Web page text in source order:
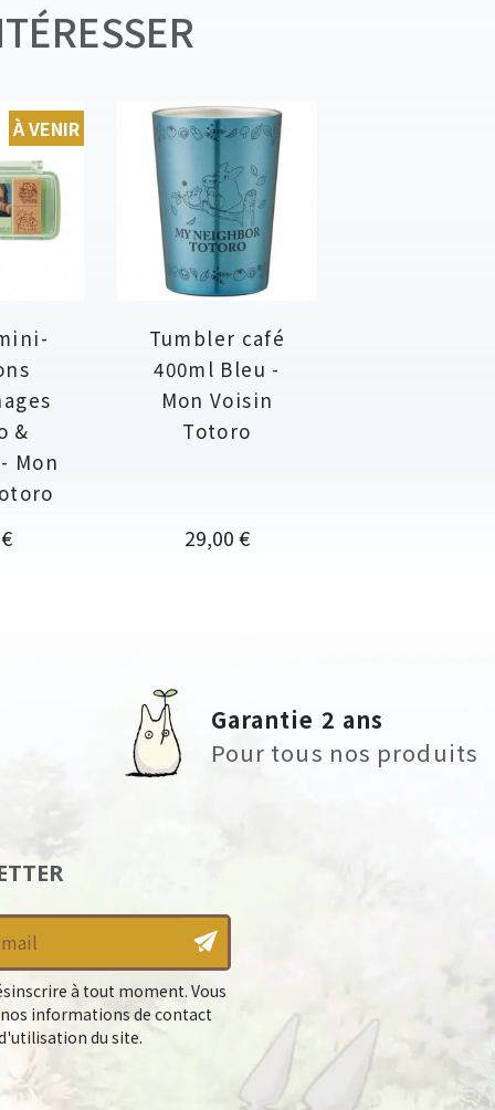
&
Mon
À VENIR
Tumbler café
400ml Bleu -
Mon Voisin
Totoro
Prix
29,00 €
Garantie 2 ans
Pour tous nos produits
à tout moment. Vous
informations de contact
du site.